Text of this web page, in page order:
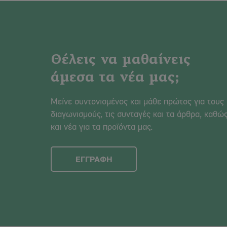
Θέλεις να μαθαίνεις
άμεσα τα νέα μας;
Μείνε συντονισμένος και μάθε πρώτος για τους
διαγωνισμούς, τις συνταγές και τα άρθρα,
και νέα για τα προϊόντα μας.
ΕΓΓΡΑΦΗ